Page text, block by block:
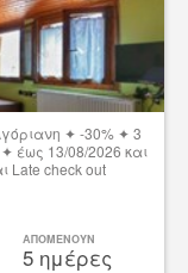
✦ -30% ✦ 3
έως 13/08/2026 και
Late check out
ΑΠΟΜΕΝΟΥΝ
5 ημέρες